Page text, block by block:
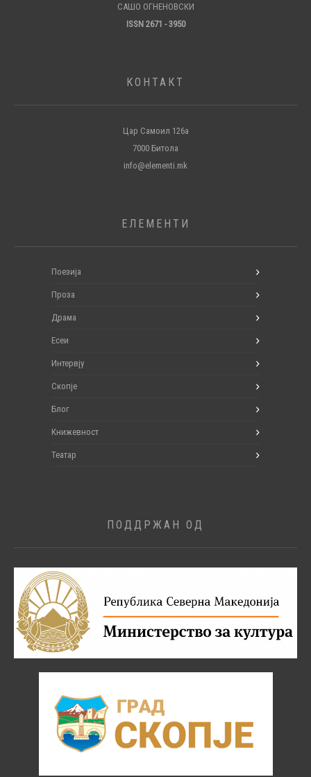
САШО ОГНЕНОВСКИ
ISSN 2671 - 3950
КОНТАКТ
Цар Самоил 126а
7000 Битола
info@elementi.mk
ЕЛЕМЕНТИ
Поезија
Проза
Драма
Есеи
Интервју
Скопје
Блог
Книжевност
Театар
ПОДДРЖАН ОД